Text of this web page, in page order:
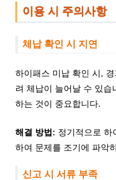
이용 시 주의사항
체납 확인 시 지연
하이패스 미납 확인 시,
려 체납이 늘어날 수 있습
하는 것이 중요합니다.
해결 방법: 정기적으로 하
하여 문제를 조기에 파악
신고 시 서류 부족